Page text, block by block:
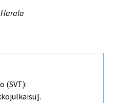
(SVT):